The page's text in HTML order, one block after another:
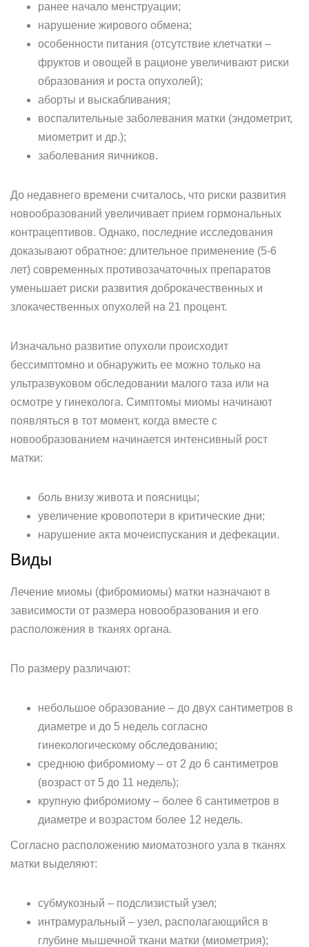
ранее начало менструации;
нарушение жирового обмена;
особенности питания (отсутствие клетчатки –
фруктов и овощей в рационе увеличивают риски
образования и роста опухолей);
аборты и выскабливания;
воспалительные заболевания матки (эндометрит,
миометрит и др.);
заболевания яичников.
До недавнего времени считалось, что риски развития
новообразований увеличивает прием гормональных
контрацептивов. Однако, последние исследования
доказывают обратное: длительное применение (5-6
лет) современных противозачаточных препаратов
уменьшает риски развития доброкачественных и
злокачественных опухолей на 21 процент.
Изначально развитие опухоли происходит
бессимптомно и обнаружить ее можно только на
ультразвуковом обследовании малого таза или на
осмотре у гинеколога. Симптомы миомы начинают
появляться в тот момент, когда вместе с
новообразованием начинается интенсивный рост
матки:
боль внизу живота и поясницы;
увеличение кровопотери в критические дни;
нарушение акта мочеиспускания и дефекации.
Виды
Лечение миомы (фибромиомы) матки назначают в
зависимости от размера новообразования и его
расположения в тканях органа.
По размеру различают:
небольшое образование – до двух сантиметров в
диаметре и до 5 недель согласно
гинекологическому обследованию;
среднюю фибромиому – от 2 до 6 сантиметров
(возраст от 5 до 11 недель);
крупную фибромиому – более 6 сантиметров в
диаметре и возрастом более 12 недель.
Согласно расположению миоматозного узла в тканях
матки выделяют:
субмукозный – подслизистый узел;
интрамуральный – узел, располагающийся в
глубине мышечной ткани матки (миометрия);